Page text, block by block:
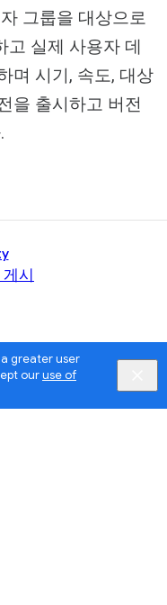
greater user
ouruse of
그룹을 대상으로
고 실제 사용자 데
며 시기, 속도, 대상
을 출시하고 버전
시